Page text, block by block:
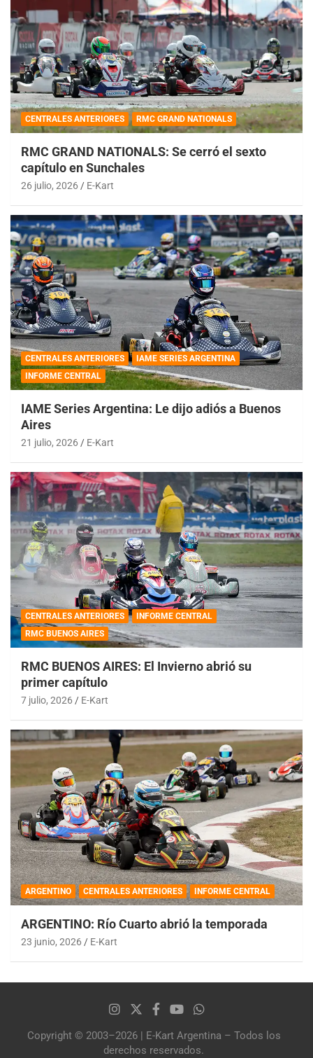
CENTRALES ANTERIORES RMC GRAND NATIONALS
RMC GRAND NATIONALS: Se cerró el sexto
capítulo en Sunchales
26 julio, 2026 E-Kart
CENTRALES ANTERIORES
IAME SERIES ARGENTINA
INFORME CENTRAL
IAME Series Argentina: Le dijo adiós a Buenos
Aires
21 julio, 2026 E-Kart
CENTRALES ANTERIORES
INFORME CENTRAL
RMC BUENOS AIRES
RMC BUENOS AIRES: El Invierno abrió su
primer capítulo
7 julio, 2026 E-Kart
ARGENTINO CENTRALES ANTERIORES INFORME CENTRAL
ARGENTINO: Río Cuarto abrió la temporada
23 junio, 2026 E-Kart
Copyright © 2003–2026 | E-Kart Argentina – Todos los
derechos reservados.